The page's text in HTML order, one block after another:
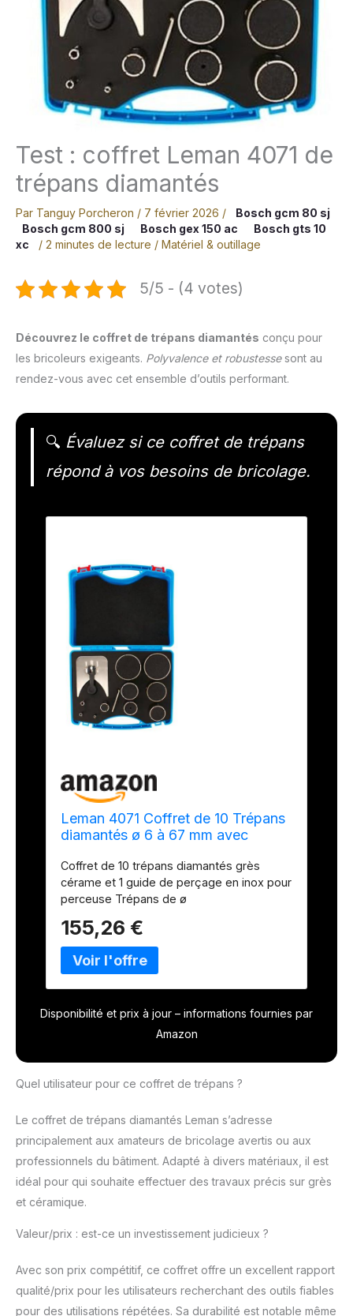
Test : coffret Leman 4071 de
trépans diamantés
Par Tanguy Porcheron / 7 février 2026 /
Bosch gcm 80 sj
Bosch gcm 800 sj
Bosch gex 150 ac
Bosch gts 10
xc
/ 2 minutes de lecture / Matériel & outillage
5/5 - (4 votes)
Découvrez le coffret de trépans diamantés conçu pour
les bricoleurs exigeants. Polyvalence et robustessesont au
rendez-vous avec cet ensemble d’outils performant.
🔍 Évaluez si ce coffret de trépans
répond à vos besoins de bricolage.
Leman 4071 Coffret de 10 Trépans
diamantés ø 6 à 67 mm avec
Coffret de 10 trépans diamantés grès
cérame et 1 guide de perçage en inox pour
perceuse Trépans de ø
carrelage, faïence, marbre, grès cérame
Perçage avec eau trépan diamanté par
électrolyse vitesse de rotation
Emmanchement 6 pans
155,26 €
Disponibilité et prix à jour – informations fournies par
Amazon
Quel utilisateur pour ce coffret de trépans ?
Le coffret de trépans diamantés Leman s’adresse
principalement aux amateurs de bricolage avertis ou aux
professionnels du bâtiment. Adapté à divers matériaux, il est
idéal pour qui souhaite effectuer des travaux précis sur grès
et céramique.
Valeur/prix : est-ce un investissement judicieux ?
Avec son prix compétitif, ce coffret offre un excellent rapport
qualité/prix pour les utilisateurs recherchant des outils fiables
pour des utilisations répétées. Sa durabilité est notable même